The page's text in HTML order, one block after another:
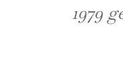
1979